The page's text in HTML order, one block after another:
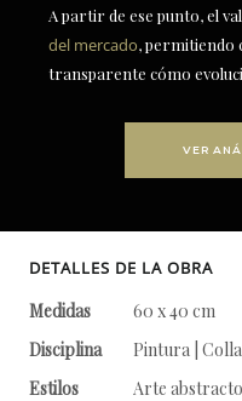
A partir de ese punto, el
del mercado, permitiendo
transparente cómo
VER
DETALLES DE LA OBRA
Medidas
60 x 40 cm
Disciplina
Pintura |
Estilos
Arte